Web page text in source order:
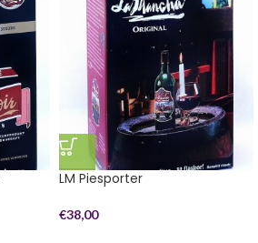
LM Piesporter
€38,00